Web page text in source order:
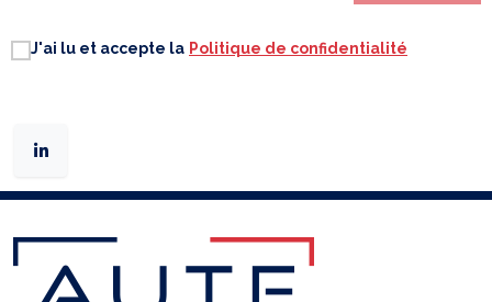
J'ai lu et accepte la Politique de confidentialité